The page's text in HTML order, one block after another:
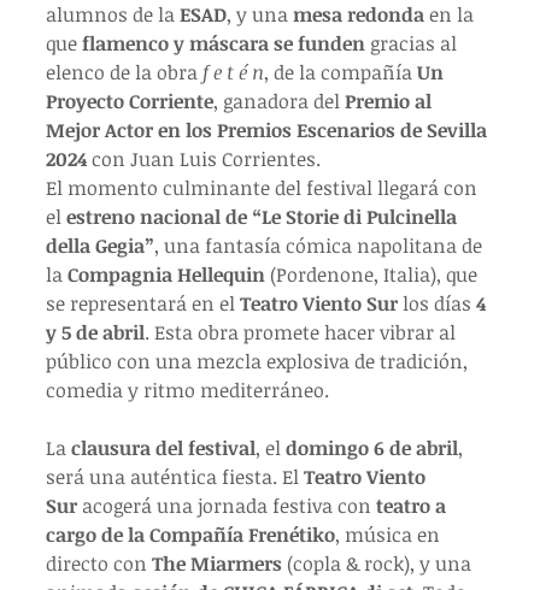
alumnos de la ESAD, y una mesa redonda en la
que flamenco y máscara se funden gracias al
elenco de la obra f e t é n, de la compañía Un
Proyecto Corriente, ganadora del Premio al
Mejor Actor en los Premios Escenarios de Sevilla
2024 con Juan Luis Corrientes.
El momento culminante del festival llegará con
el estreno nacional de “Le Storie di Pulcinella
della Gegia”, una fantasía cómica napolitana de
la Compagnia Hellequin (Pordenone, Italia), que
se representará en el Teatro Viento Sur los días 4
y 5 de abril. Esta obra promete hacer vibrar al
público con una mezcla explosiva de tradición,
comedia y ritmo mediterráneo.
La clausura del festival, el domingo 6 de abril,
será una auténtica fiesta. El Teatro Viento
Sur acogerá una jornada festiva con teatro a
cargo de la Compañía Frenétiko, música en
directo con The Miarmers (copla & rock), y una